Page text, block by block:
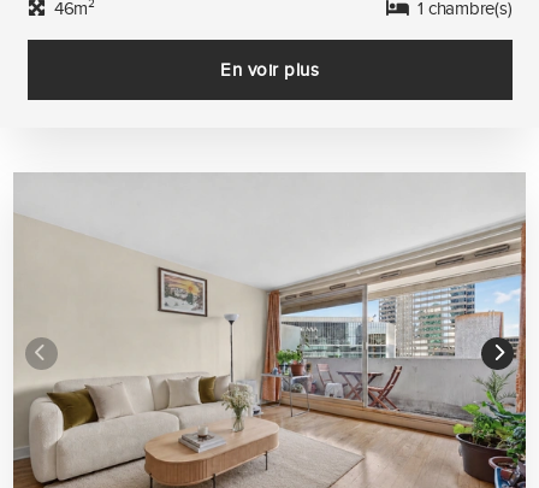
46m² 1 chambre(s)
En voir plus